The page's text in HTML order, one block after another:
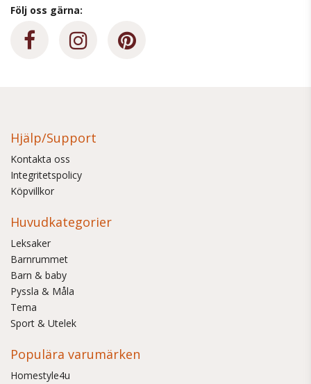
Följ oss gärna:
Hjälp/Support
Kontakta oss
Integritetspolicy
Köpvillkor
Huvudkategorier
Leksaker
Barnrummet
Barn & baby
Pyssla & Måla
Tema
Sport & Utelek
Populära varumärken
Homestyle4u